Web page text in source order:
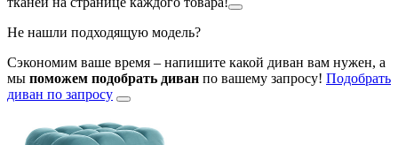
Не нашли подходящую модель?
Сэкономим ваше время – напишите какой диван вам нужен, а
мы поможем подобрать диван по вашему запросу! Подобрать
диван по запросу